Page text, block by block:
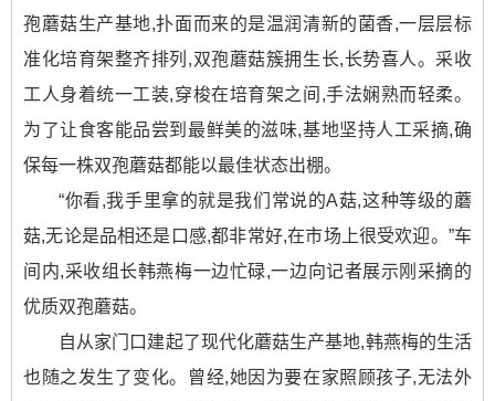
孢蘑菇生产基地,扑面而来的是温润清新的菌香,一层层标
准化培育架整齐排列,双孢蘑菇簇拥生长,长势喜人。采收
工人身着统一工装,穿梭在培育架之间,手法娴熟而轻柔。
为了让食客能品尝到最鲜美的滋味,基地坚持人工采摘,确
保每一株双孢蘑菇都能以最佳状态出棚。
“你看,我手里拿的就是我们常说的A菇,这种等级的蘑
菇,无论是品相还是口感,都非常好,在市场上很受欢迎。”车
间内,采收组长韩燕梅一边忙碌,一边向记者展示刚采摘的
优质双孢蘑菇。
自从家门口建起了现代化蘑菇生产基地,韩燕梅的生活
也随之发生了变化。曾经,她因为要在家照顾孩子,无法外